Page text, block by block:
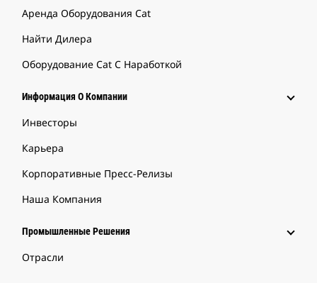
Аренда Оборудования Cat
Найти Дилера
Оборудование Cat С Наработкой
Информация О Компании
Инвесторы
Карьера
Корпоративные Пресс-Релизы
Наша Компания
Промышленные Решения
Отрасли